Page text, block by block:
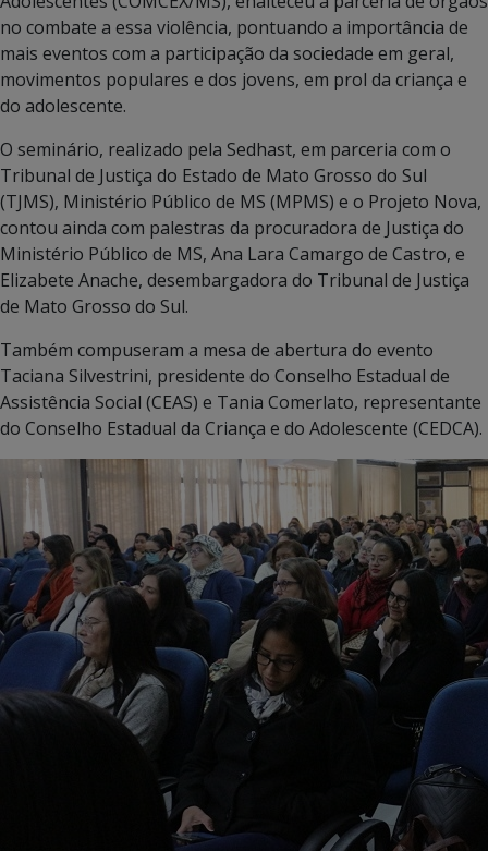
no combate a essa violência, pontuando a importância de
mais eventos com a participação da sociedade em geral,
movimentos populares e dos jovens, em prol da criança e
do adolescente.
O seminário, realizado pela Sedhast, em parceria com o
Tribunal de Justiça do Estado de Mato Grosso do Sul
(TJMS), Ministério Público de MS (MPMS) e o Projeto Nova,
contou ainda com palestras da procuradora de Justiça do
Ministério Público de MS, Ana Lara Camargo de Castro, e
Elizabete Anache, desembargadora do Tribunal de Justiça
de Mato Grosso do Sul.
Também compuseram a mesa de abertura do evento
Taciana Silvestrini, presidente do Conselho Estadual de
Assistência Social (CEAS) e Tania Comerlato, representante
do Conselho Estadual da Criança e do Adolescente (CEDCA).